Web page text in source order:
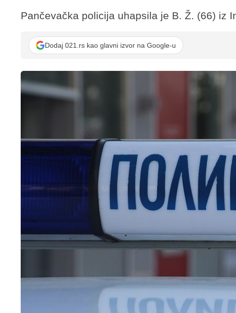
Pančevačka policija uhapsila je B. Ž. (66) iz
Dodaj 021.rs kao glavni izvor na Google-u